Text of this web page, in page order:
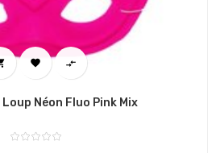
 
Loup Néon Fluo Pink Mix